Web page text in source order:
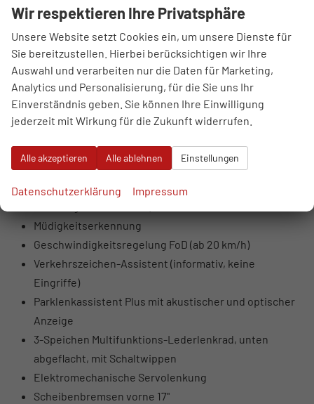
deaktivierbar)
LED-Scheinwerfer mit Fern- und Abblendlicht,
Tagfahrlicht, Positionslicht
Blinker in Glühlampentechnologie
LED-Rückleuchten (Blinker, Bremslicht,
Rückfahrlicht)
Coming- und Leaving-Home Funktion
Kreuzungsassistent
Ausweichassistent mit Lenksupport
Spurhalteassistent mit Notfallassistent (übernimmt
Müdigkeitserkennung
Geschwindigkeitsregelung FoD (ab 20 km/h)
Verkehrszeichen-Assistent (informativ, keine
Eingriffe)
Parklenkassistent Plus mit akustischer und optischer
Anzeige
3-Speichen Multifunktions-Lederlenkrad, unten
abgeflacht, mit Schaltwippen
Elektromechanische Servolenkung
Scheibenbremsen vorne 17"
Wir respektieren Ihre Privatsphäre
Unsere Website setzt Cookies ein, um unsere Dienste für
Sie bereitzustellen. Hierbei berücksichtigen wir Ihre
Auswahl und verarbeiten nur die Daten für Marketing,
Analytics und Personalisierung, für die Sie uns Ihr
Einverständnis geben. Sie können Ihre Einwilligung
jederzeit mit Wirkung für die Zukunft widerrufen.
Alle akzeptieren Alle ablehnen Einstellungen
Datenschutzerklärung Impressum